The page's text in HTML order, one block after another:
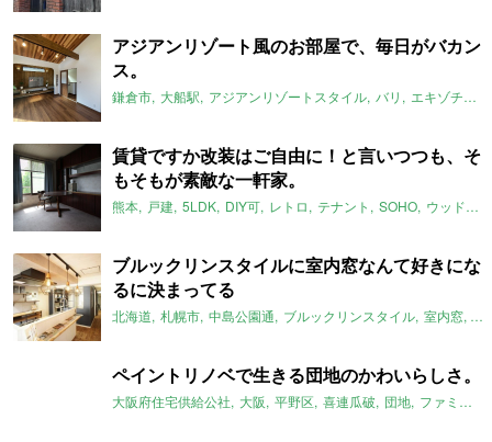
アジアンリゾート風のお部屋で、毎日がバカン
ス。
鎌倉市 大船駅 アジアンリゾートスタイル バリ エキゾチック
賃貸ですか改装はご自由に！と言いつつも、そ
もそもが素敵な一軒家。
熊本 戸建 5LDK DIY可 レトロ テナント SOHO ウッドデッキ
ブルックリンスタイルに室内窓なんて好きにな
るに決まってる
北海道 札幌市 中島公園通 ブルックリンスタイル 室内窓
ペイントリノベで生きる団地のかわいらしさ。
大阪府住宅供給公社 大阪 平野区 喜連瓜破 団地 ファミリー